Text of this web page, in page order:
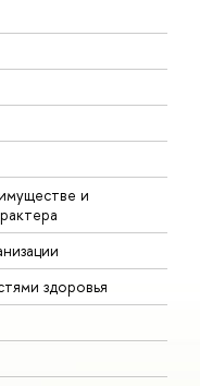
и
здоровья